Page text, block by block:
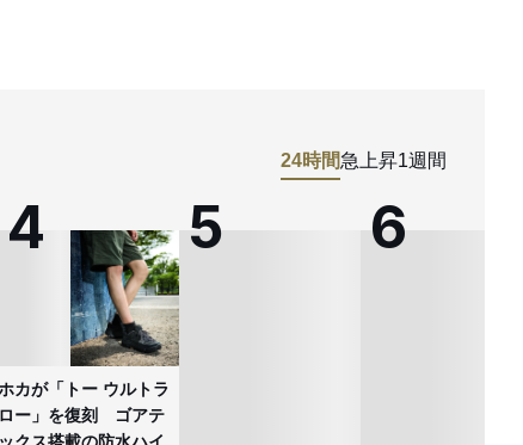
24時間急上昇1週間
カが「トー ウルトラ
ロー」を復刻 ゴアテ